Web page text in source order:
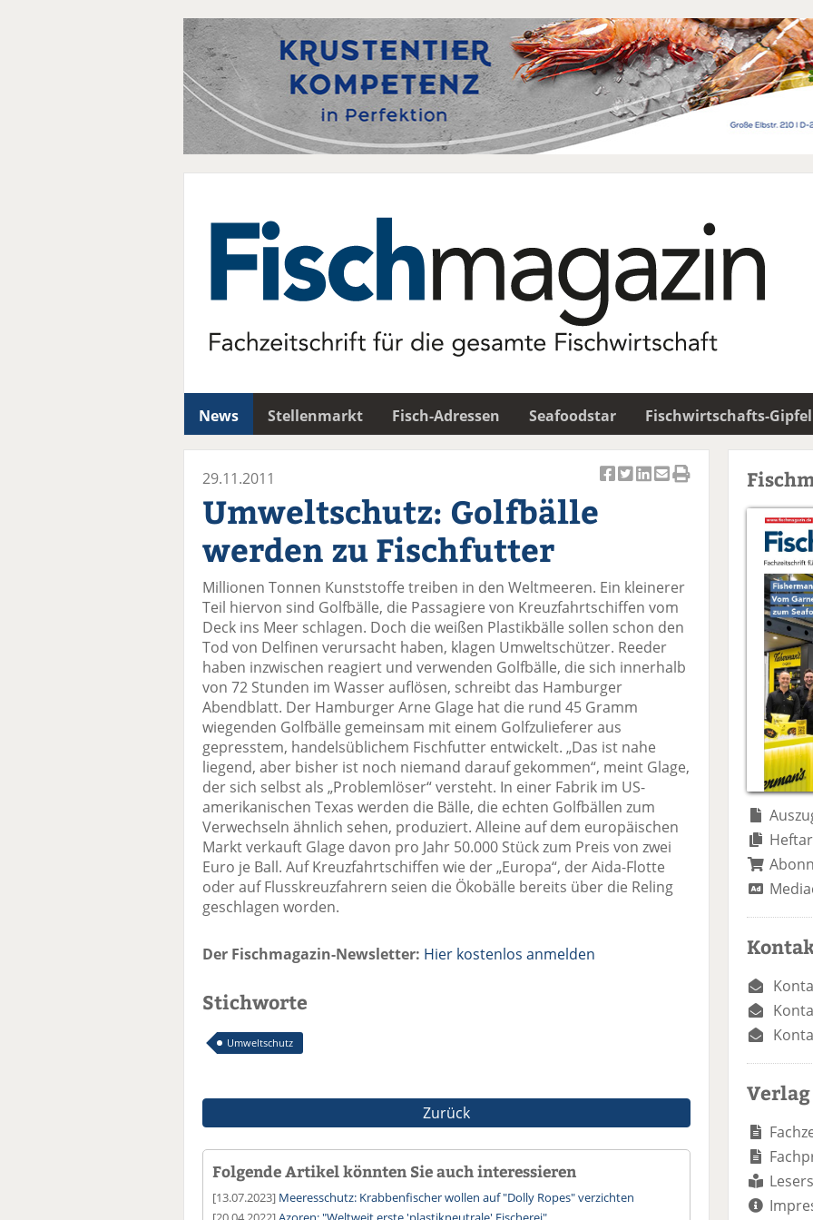
News Stellenmarkt Fisch-Adressen Seafoodstar Fischwirtschafts-Gipfel
uf
F
ac
e
b
o
o
k
te
il
e
n
wi
tt
er
n
uf
Li
n
k
e
n
il
e
n
er
E
m
ai
l
n
d
ru
ck
e
29.11.2011
Umweltschutz: Golfbälle
werden zu Fischfutter
Millionen Tonnen Kunststoffe treiben in den Weltmeeren. Ein kleinerer
Teil hiervon sind Golfbälle, die Passagiere von Kreuzfahrtschiffen vom
Deck ins Meer schlagen. Doch die weißen Plastikbälle sollen schon den
Tod von Delfinen verursacht haben, klagen Umweltschützer. Reeder
haben inzwischen reagiert und verwenden Golfbälle, die sich innerhalb
von 72 Stunden im Wasser auflösen, schreibt das Hamburger
Abendblatt. Der Hamburger Arne Glage hat die rund 45 Gramm
wiegenden Golfbälle gemeinsam mit einem Golfzulieferer aus
gepresstem, handelsüblichem Fischfutter entwickelt. „Das ist nahe
liegend, aber bisher ist noch niemand darauf gekommen“, meint Glage,
der sich selbst als „Problemlöser“ versteht. In einer Fabrik im US-
amerikanischen Texas werden die Bälle, die echten Golfbällen zum
Verwechseln ähnlich sehen, produziert. Alleine auf dem europäischen
Markt verkauft Glage davon pro Jahr 50.000 Stück zum Preis von zwei
Euro je Ball. Auf Kreuzfahrtschiffen wie der „Europa“, der Aida-Flotte
oder auf Flusskreuzfahrern seien die Ökobälle bereits über die Reling
geschlagen worden.
Der Fischmagazin-Newsletter: Hier kostenlos anmelden
Stichworte
Umweltschutz
Zurück
Folgende Artikel könnten Sie auch interessieren
[13.07.2023] Meeresschutz: Krabbenfischer wollen auf "Dolly Ropes" verzichten
Verlag